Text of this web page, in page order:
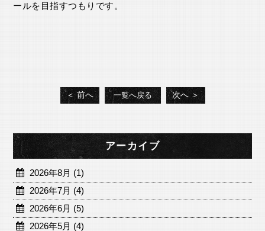
ールを目指すつもりです。
＜ 前へ 一覧へ戻る 次へ ＞
アーカイブ
2026年8月 (1)
2026年7月 (4)
2026年6月 (5)
2026年5月 (4)